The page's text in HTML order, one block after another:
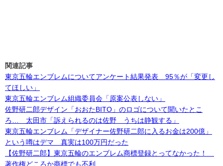
関連記事
東京五輪エンブレムについてアンケート結果発表 95％が「変更し
てほしい」
東京五輪エンブレム組織委員会「原案公表しない」
佐野研二郎デザイン「おおたBITO」のロゴについて聞いたとこ
ろ… 太田市「訴えられるのは佐野 うちは静観する」
東京五輪エンブレム「デザイナー佐野研二郎に入るお金は200億」
という噂はデマ 真実は100万円だった
【佐野研二郎】東京五輪のエンブレム商標登録とってなかった！
著作権どころか商標でも不利